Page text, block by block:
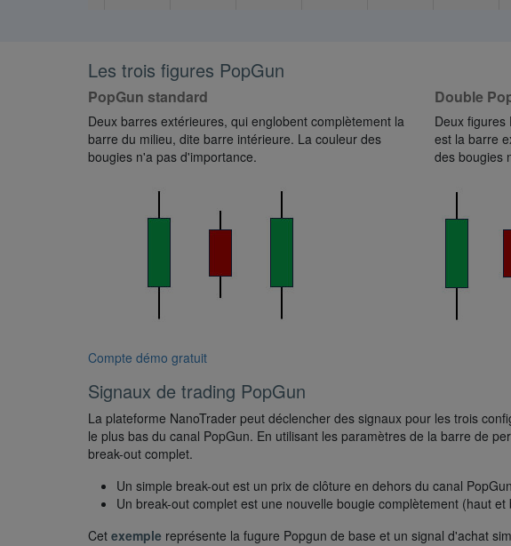
Les trois figures PopGun
PopGun standard
Deux barres extérieures, qui englobent complètement la
barre du milieu, dite barre intérieure. La couleur des
bougies n'a pas d'importance.
Compte démo gratuit
Double
Deux figures
est la barre
des bougies
Signaux de trading PopGun
La plateforme NanoTrader peut déclencher des signaux pour les trois
le plus bas du canal PopGun. En utilisant les paramètres de la barre de
break-out complet.
Un simple break-out est un prix de clôture en dehors du canal
Un break-out complet est une nouvelle bougie complètement (haut
Cet exemple représente la fugure Popgun de base et un signal d'achat